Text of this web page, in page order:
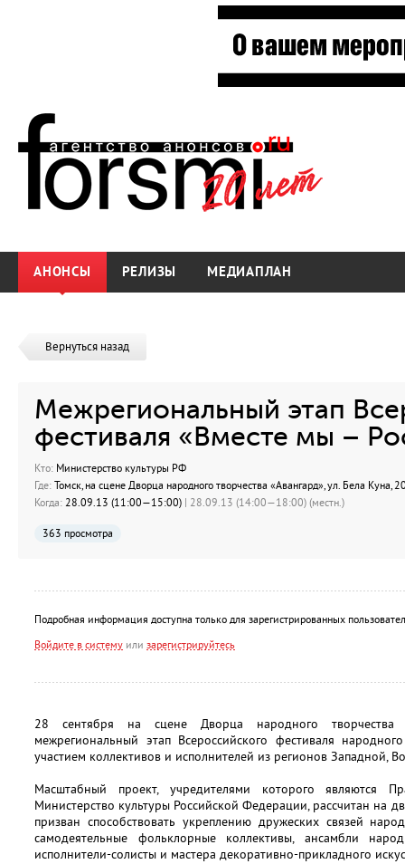
АНОНСЫ РЕЛИЗЫ МЕДИАПЛАН
Вернуться назад
Межрегиональный этап
фестиваля «Вместе мы –
Кто: Министерство культуры РФ
Где: Томск, на сцене Дворца народного творчества «Авангард», ул. Бела Куна,
Когда: 28.09.13 (11:00—15:00) | 28.09.13 (14:00—18:00) (местн.)
363 просмотра
Подробная информация доступна только для зарегистрированных
Войдите в систему или зарегистрируйтесь
28 сентября на сцене Дворца народного творчества
межрегиональный этап Всероссийского фестиваля
участием коллективов и исполнителей из регионов Западной,
Масштабный проект, учредителями которого являются
Министерство культуры Российской Федерации, рассчитан на
призван способствовать укреплению дружеских связей
самодеятельные фольклорные коллективы, ансамбли
исполнители-солисты и мастера декоративно-прикладного